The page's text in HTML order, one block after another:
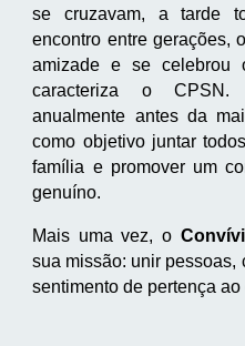
se cruzavam, a tarde
encontro entre gerações,
amizade e se celebrou
caracteriza o CPSN.
anualmente antes da
como objetivo juntar
família e promover um
genuíno.
Mais uma vez, o
sua missão: unir pessoas,
sentimento de pertença ao